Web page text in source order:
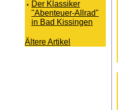
· Der Klassiker
"Abenteuer-Allrad"
in Bad Kissingen
Ältere Artikel